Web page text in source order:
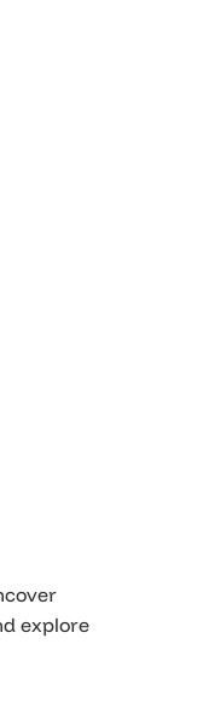
explore